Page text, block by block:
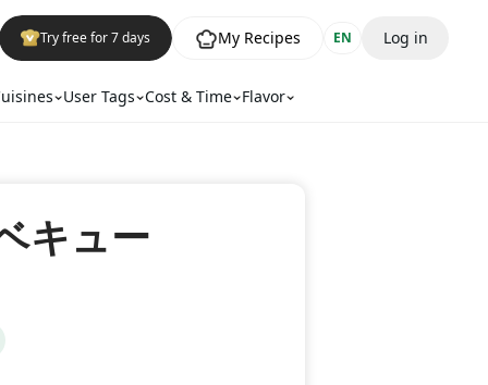
Try free for 7 days My Recipes EN Log in
User Tags Cost & Time Flavor
キュー